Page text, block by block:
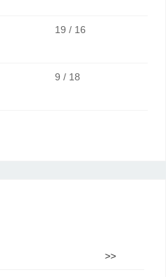
19 / 16
9 / 18
>>